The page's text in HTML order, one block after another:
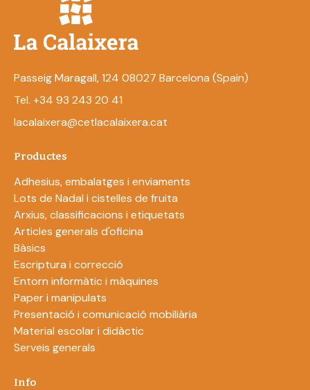
Passeig Maragall, 124 08027 Barcelona (Spain)
Tel. +34 93 243 20 41
lacalaixera@cetlacalaixera.cat
Productes
Adhesius, embalatges i enviaments
Lots de Nadal i cistelles de fruita
Arxius, classificacions i etiquetats
Articles generals d'oficina
Bàsics
Escriptura i correcció
Entorn informàtic i màquines
Paper i manipulats
Presentació i comunicació mobiliària
Material escolar i didàctic
Serveis generals
Info